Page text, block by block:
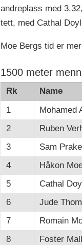
andreplass med
tett, med Cathal
Moe Bergs tid er
1500 meter menn
Rk Name
1
Mohamed
2
Ruben
3
Sam
4
Håkon
5
Cathal
6
Jude
7
Romain
8
Foster